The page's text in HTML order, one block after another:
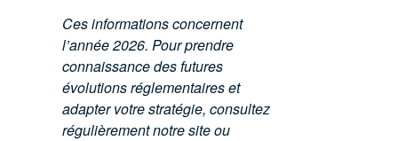
Ces informations concernent
l’année 2026. Pour prendre
connaissance des futures
évolutions réglementaires et
adapter votre stratégie, consultez
régulièrement notre site ou